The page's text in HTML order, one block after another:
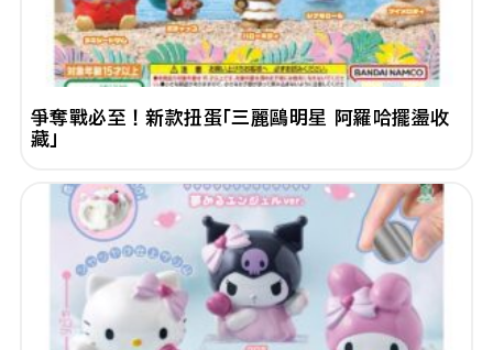
爭奪戰必至！新款扭蛋「三麗鷗明星 阿羅哈擺盪收
藏」